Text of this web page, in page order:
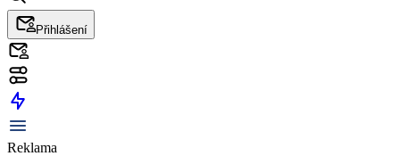
Přihlášení
Reklama